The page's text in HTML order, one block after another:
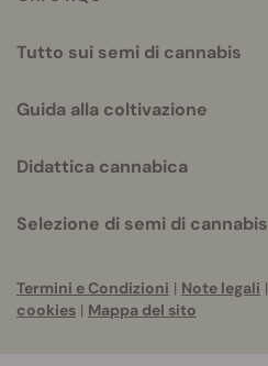
Tutto sui semi di cannabis
Guida alla coltivazione
Didattica cannabica
Selezione di semi di cannabis
Termini e Condizioni | Note legali |
cookies | Mappa del sito